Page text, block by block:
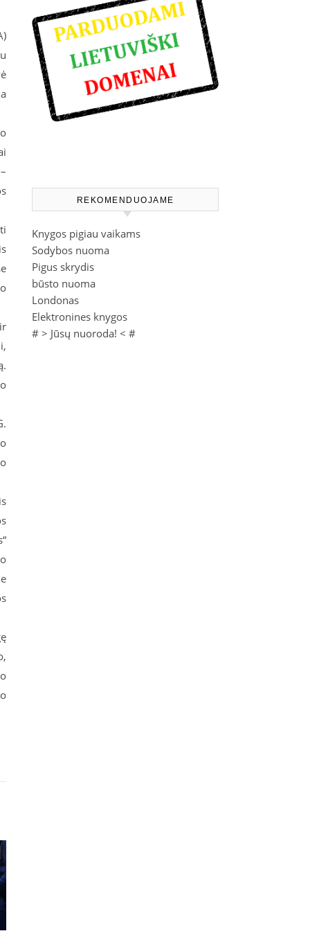
REKOMENDUOJAME
Knygos pigiau vaikams
Sodybos nuoma
Pigus skrydis
būsto nuoma
Londonas
Elektronines knygos
# > Jūsų nuoroda! < #